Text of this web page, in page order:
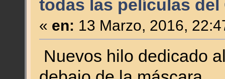
todas las películas del
« en: 13 Marzo, 2016,
Nuevos hilo dedicado